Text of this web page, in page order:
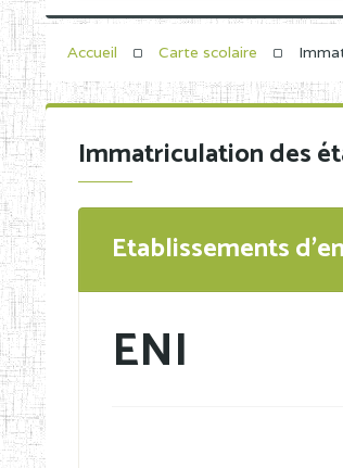
Accueil Carte scolaire
Immatriculation des
Etablissements
ENI